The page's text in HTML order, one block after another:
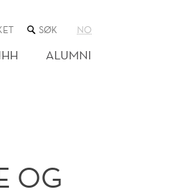
SØK
NETTSTEDET
NO
ALUMNI
OG